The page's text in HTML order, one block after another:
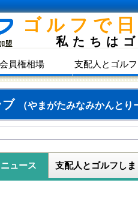
ゴルフで
私たちは
会員権相場 支配人とゴル
ブ （やまがたみなみかんとり
ニュース 支配人とゴルフしま